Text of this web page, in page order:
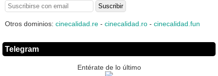
Otros dominios: cinecalidad.re - cinecalidad.ro - cinecalidad.fun
Telegram
Entérate de lo último